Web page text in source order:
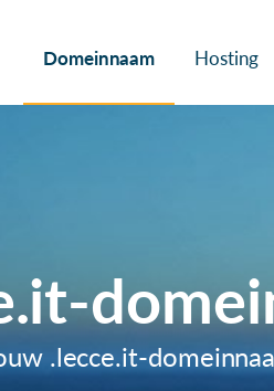
Domeinnaam Hosting
.lecce.it-